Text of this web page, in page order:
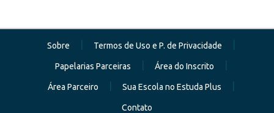
Sobre Termos de Uso e P. de Privacidade
Papelarias Parceiras Área do Inscrito
Área Parceiro Sua Escola no Estuda Plus
Contato